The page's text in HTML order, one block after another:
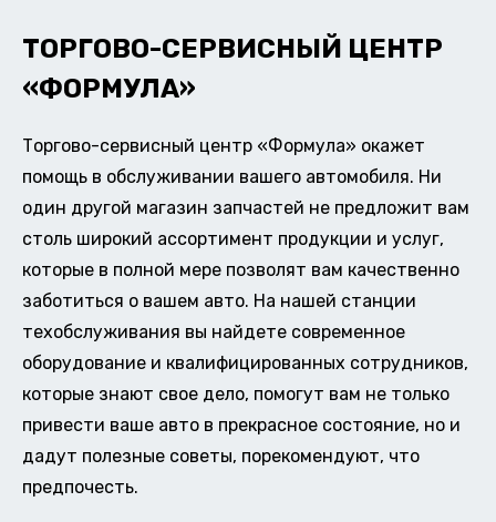
ТОРГОВО-СЕРВИСНЫЙ ЦЕНТР
«ФОРМУЛА»
Торгово-сервисный центр «Формула» окажет
помощь в обслуживании вашего автомобиля. Ни
один другой магазин запчастей не предложит вам
столь широкий ассортимент продукции и услуг,
которые в полной мере позволят вам качественно
заботиться о вашем авто. На нашей станции
техобслуживания вы найдете современное
оборудование и квалифицированных сотрудников,
которые знают свое дело, помогут вам не только
привести ваше авто в прекрасное состояние, но и
дадут полезные советы, порекомендуют, что
предпочесть.